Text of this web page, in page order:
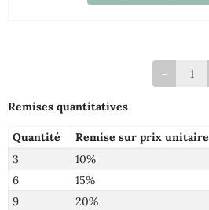
Remises quantitatives
Quantité Remise sur prix unitaire
3
10%
6
15%
9
20%